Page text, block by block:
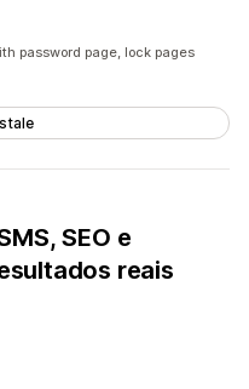
password page, lock pages
SEO e
reais